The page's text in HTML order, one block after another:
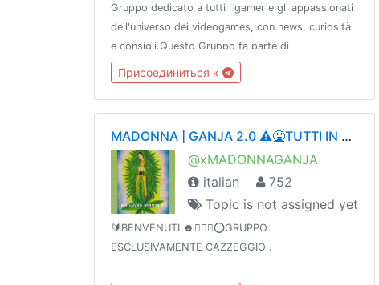
Gruppo dedicato a tutti i gamer e gli appassionati
dell'universo dei videogames, con news, curiosità
e consigli.Questo Gruppo fa parte di
@CommunityNetwork, che comprende alcuni tra i
migliori e più sicuri Gruppi e Canali di Telegram.
Присоединиться к
MADONNA | GANJA 2.0 ⚠️🤮TUTTI IN QUARANTENA🤮⚠️
@xMADONNAGANJA
italian
752
Topic is not assigned yet
🔰BENVENUTI ☻🙆🏼‍♂️⭕GRUPPO
ESCLUSIVAMENTE CAZZEGGIO .